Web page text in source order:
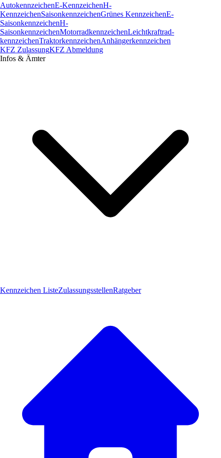
AutokennzeichenE-KennzeichenH-
KennzeichenSaisonkennzeichenGrünes KennzeichenE-
SaisonkennzeichenH-
SaisonkennzeichenMotorradkennzeichenLeichtkraftrad­
kennzeichenTraktorkennzeichenAnhängerkennzeichen
KFZ ZulassungKFZ Abmeldung
Infos & Ämter
Kennzeichen ListeZulassungsstellenRatgeber